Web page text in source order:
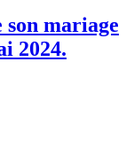
son mariage
2024.